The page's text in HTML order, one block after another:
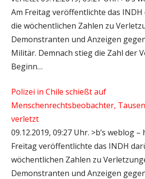
Am Freitag veröffentlichte das
die wöchentlichen Zahlen zu
Demonstranten und Anzeigen
Militär. Demnach stieg die Zahl der
Beginn…
Polizei in Chile schießt auf
Menschenrechtsbeobachter,
verletzt
09.12.2019, 09:27 Uhr. >b’s weblog –
Freitag veröffentlichte das INDH
wöchentlichen Zahlen zu
Demonstranten und Anzeigen